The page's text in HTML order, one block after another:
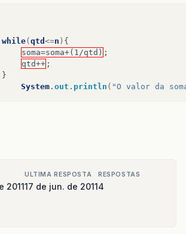
while( qtd <=n ) {
soma=soma+(1/qtd) ;
qtd++ ;
}
System . out . println ( "O valor da
2011
ULTIMA RESPOSTA
17 de jun. de 2011
RESPOSTAS
4